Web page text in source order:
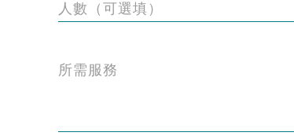
人數（可選填）
所需服務